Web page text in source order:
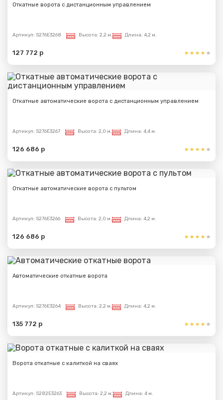
Откатные ворота с дистанционным управлением
Артикул: S276E3268 Высота: 2,2 м. Длина: 4,2 м.
127 772 р
Откатные автоматические ворота с дистанционным управлением
Артикул: S276E3267 Высота: 2,0 м. Длина: 4,4 м.
126 686 р
Откатные автоматические ворота с пультом
Артикул: S276E3266 Высота: 2,0 м. Длина: 4,2 м.
126 686 р
Автоматические откатные ворота
Артикул: S276E3264 Высота: 2,2 м. Длина: 4,2 м.
135 772 р
Ворота откатные с калиткой на сваях
Артикул: S282E3263 Высота: 2,2 м. Длина: 4 м.